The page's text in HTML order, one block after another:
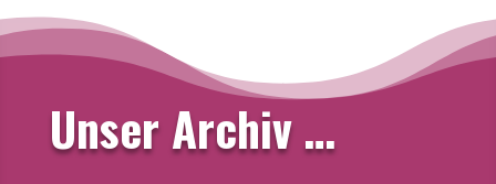
Unser Archiv …